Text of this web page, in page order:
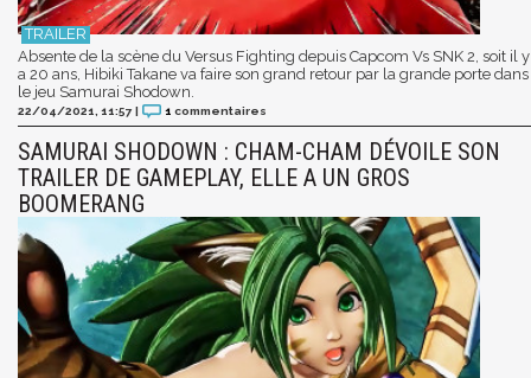
Absente de la scène du Versus Fighting depuis Capcom Vs SNK 2, soit il y
a 20 ans, Hibiki Takane va faire son grand retour par la grande porte dans
le jeu Samurai Shodown.
22/04/2021, 11:57 | 1 commentaires
SAMURAI SHODOWN : CHAM-CHAM DÉVOILE SON
TRAILER DE GAMEPLAY, ELLE A UN GROS
BOOMERANG